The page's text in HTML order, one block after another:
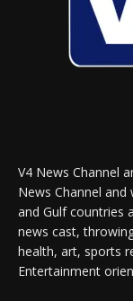
V4 News Channel
News Channel
and Gulf countries
news cast,
health, art, sports
Entertainment